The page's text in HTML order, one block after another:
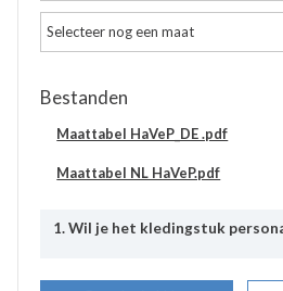
Selecteer nog een maat
Bestanden
Maattabel HaVeP_DE .pdf
Maattabel NL HaVeP.pdf
1. Wil je het kledingstuk